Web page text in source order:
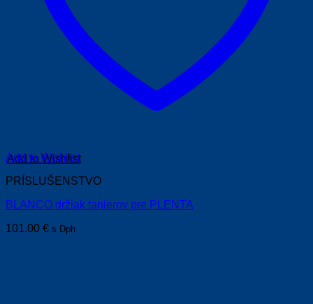
Add to Wishlist
PRÍSLUŠENSTVO
BLANCO držiak tanierov pre PLENTA
101.00 € s Dph